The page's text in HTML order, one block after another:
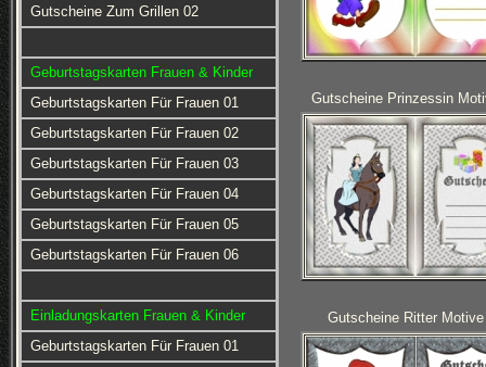
Gutscheine Zum Grillen 02
Geburtstagskarten Frauen & Kinder
Geburtstagskarten Für Frauen 01
Geburtstagskarten Für Frauen 02
Geburtstagskarten Für Frauen 03
Geburtstagskarten Für Frauen 04
Geburtstagskarten Für Frauen 05
Geburtstagskarten Für Frauen 06
Einladungskarten Frauen & Kinder
Geburtstagskarten Für Frauen 01
Gutscheine Prinzessin
Gutscheine Ritter Motive